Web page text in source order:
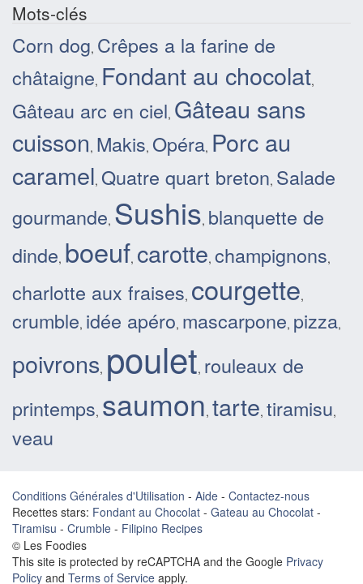
Mots-clés
Corn dog, Crêpes a la farine de
châtaigne, Fondant au chocolat,
Gâteau arc en ciel, Gâteau sans
cuisson, Makis, Opéra, Porc au
caramel, Quatre quart breton, Salade
gourmande, Sushis, blanquette de
dinde, boeuf, carotte, champignons,
charlotte aux fraises, courgette,
crumble, idée apéro, mascarpone, pizza,
poivrons, poulet, rouleaux de
printemps, saumon, tarte, tiramisu,
veau
Conditions Générales d'Utilisation - Aide - Contactez-nous
Recettes stars: Fondant au Chocolat - Gateau au Chocolat -
Tiramisu - Crumble - Filipino Recipes
© Les Foodies
This site is protected by reCAPTCHA and the Google Privacy
Policy and Terms of Service apply.